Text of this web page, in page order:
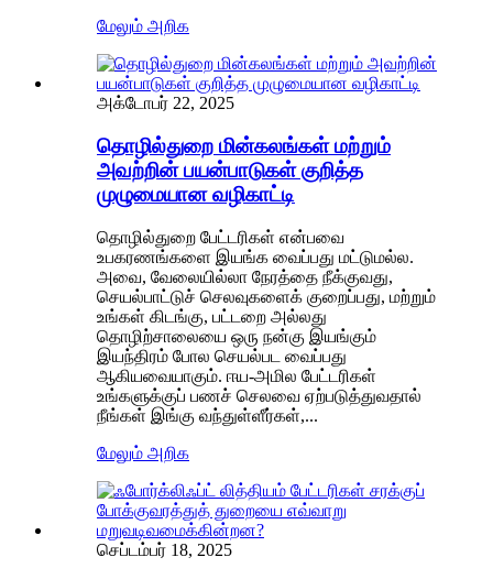
மேலும் அறிக
அக்டோபர் 22, 2025
தொழில்துறை மின்கலங்கள் மற்றும்
அவற்றின் பயன்பாடுகள் குறித்த
முழுமையான வழிகாட்டி
தொழில்துறை பேட்டரிகள் என்பவை
உபகரணங்களை இயங்க வைப்பது மட்டுமல்ல.
அவை, வேலையில்லா நேரத்தை நீக்குவது,
செயல்பாட்டுச் செலவுகளைக் குறைப்பது, மற்றும்
உங்கள் கிடங்கு, பட்டறை அல்லது
தொழிற்சாலையை ஒரு நன்கு இயங்கும்
இயந்திரம் போல செயல்பட வைப்பது
ஆகியவையாகும். ஈய-அமில பேட்டரிகள்
உங்களுக்குப் பணச் செலவை ஏற்படுத்துவதால்
நீங்கள் இங்கு வந்துள்ளீர்கள்,...
மேலும் அறிக
செப்டம்பர் 18, 2025